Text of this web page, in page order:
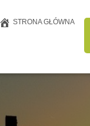
STRONA GŁÓWNA